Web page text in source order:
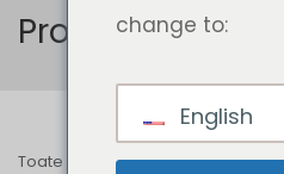
Profesori &
Toate B C D E F
change to:
English